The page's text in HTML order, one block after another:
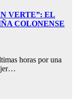
VERTE”: EL
COLONENSE
horas por una